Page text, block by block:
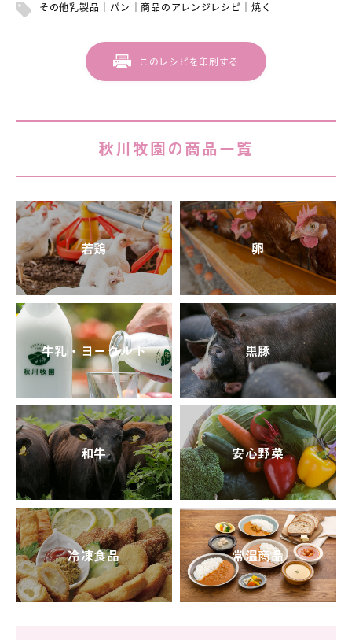
その他乳製品 パン 商品のアレンジレシピ 焼く
このレシピを印刷する
秋川牧園の商品一覧
若鶏 卵
牛乳・ヨーグルト 黒豚
和牛 安心野菜
冷凍食品 常温商品